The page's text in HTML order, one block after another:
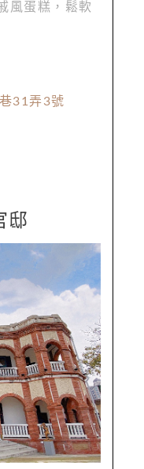
風蛋糕，鬆軟
31弄3號
邸